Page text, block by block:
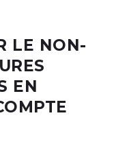
LE NON-
EN